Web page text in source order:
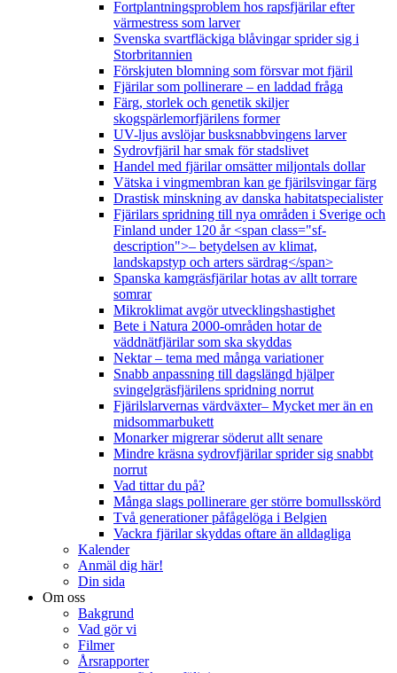
Fortplantningsproblem hos rapsfjärilar efter
värmestress som larver
Svenska svartfläckiga blåvingar sprider sig i
Storbritannien
Förskjuten blomning som försvar mot fjäril
Fjärilar som pollinerare – en laddad fråga
Färg, storlek och genetik skiljer
skogspärlemorfjärilens former
UV-ljus avslöjar busksnabbvingens larver
Sydrovfjäril har smak för stadslivet
Handel med fjärilar omsätter miljontals dollar
Vätska i vingmembran kan ge fjärilsvingar färg
Drastisk minskning av danska habitatspecialister
Fjärilars spridning till nya områden i Sverige och
Finland under 120 år <span class="sf-
description">– betydelsen av klimat,
landskapstyp och arters särdrag</span>
Spanska kamgräsfjärilar hotas av allt torrare
somrar
Mikroklimat avgör utvecklingshastighet
Bete i Natura 2000-områden hotar de
väddnätfjärilar som ska skyddas
Nektar – tema med många variationer
Snabb anpassning till dagslängd hjälper
svingelgräsfjärilens spridning norrut
Fjärilslarvernas värdväxter– Mycket mer än en
midsommarbukett
Monarker migrerar söderut allt senare
Mindre kräsna sydrovfjärilar sprider sig snabbt
norrut
Vad tittar du på?
Många slags pollinerare ger större bomullsskörd
Två generationer påfågelöga i Belgien
Vackra fjärilar skyddas oftare än alldagliga
Kalender
Anmäl dig här!
Din sida
Om oss
Bakgrund
Vad gör vi
Filmer
Årsrapporter